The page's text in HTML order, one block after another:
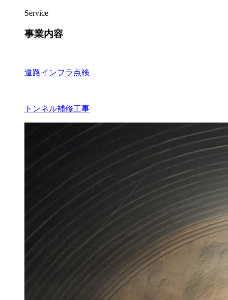
Service
事業内容
道路インフラ点検
トンネル補修工事